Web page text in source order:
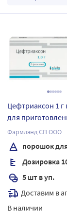
Цефтриаксон 1
для
раствора для
внутривенного и
введения
Фармлэнд СП ООО
порошок для приготовления раствора для
Дозировка
5 шт в уп.
Доставим в
В наличии